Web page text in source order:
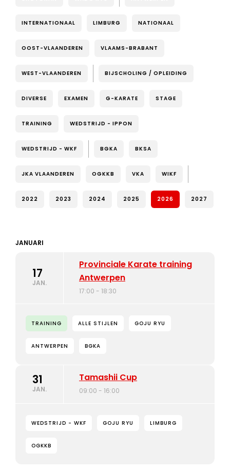
INTERNATIONAAL LIMBURG NATIONAAL
OOST-VLAANDEREN VLAAMS-BRABANT
WEST-VLAANDEREN BIJSCHOLING / OPLEIDING
DIVERSE EXAMEN G-KARATE STAGE
TRAINING WEDSTRIJD - IPPON
WEDSTRIJD - WKF BGKA BKSA
JKA VLAANDEREN OGKKB VKA WIKF
2022 2023 2024 2025 2026 2027
JANUARI
17
JAN.
Provinciale Karate training
Antwerpen
17:00 - 18:30
TRAINING ALLE STIJLEN GOJU RYU
ANTWERPEN BGKA
31
JAN.
Tamashii Cup
09:00 - 16:00
WEDSTRIJD - WKF GOJU RYU LIMBURG
OGKKB